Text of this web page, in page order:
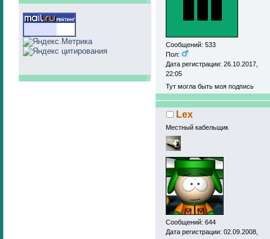
Сообщений: 533
Пол:
Дата регистрации: 26.10.2017,
22:05
Тут могла быть моя подпись
Lex
Местный кабельщик
Сообщений: 644
Дата регистрации: 02.09.2008,